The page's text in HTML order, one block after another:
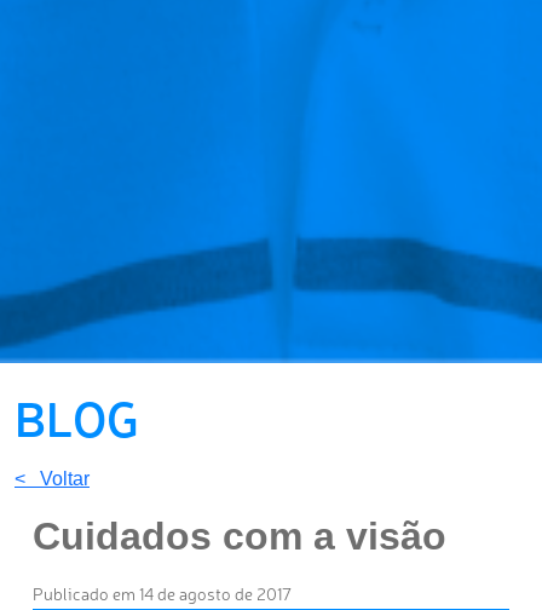
BLOG
< Voltar
Cuidados com a visão
Publicado em 14 de agosto de 2017